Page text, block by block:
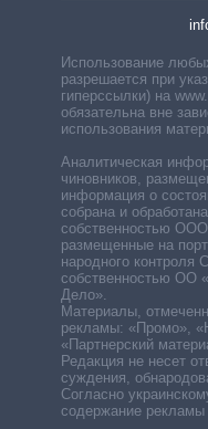
Использование
разрешается при
гиперссылки) на
обязательна вне
использования
Аналитическая
чиновников,
информация о
собрана и
собственностью
размещенные на
народного контроля
собственностью ОО
Дело».
Материалы,
рекламы: «Промо»,
«Партнерский
Редакция не несет
суждения,
Согласно
содержание рекламы